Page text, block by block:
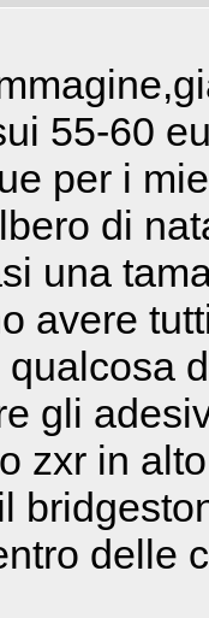
55-60
per i
di
una
avere
gli
zxr in
delle